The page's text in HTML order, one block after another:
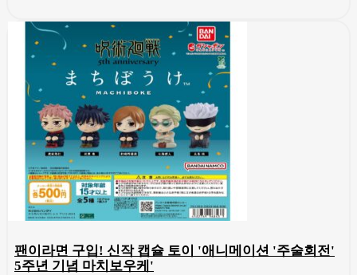
팬이라면 구입! 신작 캡슐 토이 '애니메이션 '주술회전'
5주년 기념 마치보우케'